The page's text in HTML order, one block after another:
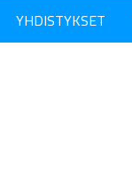
YHDISTYKSET